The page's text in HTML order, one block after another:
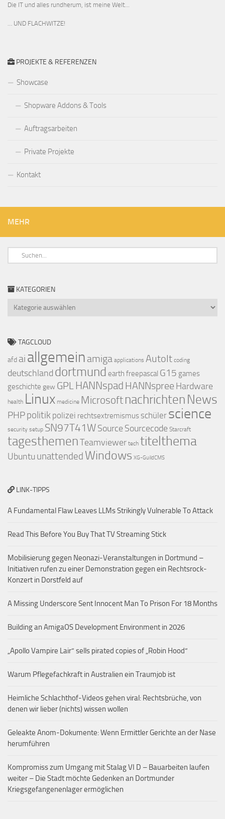
Die IT und alles rundherum, ist meine Welt...
… UND FLACHWITZE!
PROJEKTE & REFERENZEN
Showcase
Shopware Addons & Tools
Auftragsarbeiten
Private Projekte
Kontakt
MEHR
KATEGORIEN
TAGCLOUD
afd ai allgemein amiga applications AutoIt coding
deutschland dortmund earth freepascal G15 games
geschichte gew GPL HANNspad HANNspree Hardware
health Linux medicine Microsoft nachrichten News
PHPpolitik polizei rechtsextremismus schüler science
security setup SN97T41WSource Sourcecode Starcraft
tagesthemenTeamviewer tech titelthema
Ubuntu unattended Windows XG-GuildCMS
LINK-TIPPS
A Fundamental Flaw Leaves LLMs Strikingly Vulnerable To Attack
Read This Before You Buy That TV Streaming Stick
Mobilisierung gegen Neonazi-Veranstaltungen in Dortmund –
Initiativen rufen zu einer Demonstration gegen ein Rechtsrock-
Konzert in Dorstfeld auf
A Missing Underscore Sent Innocent Man To Prison For 18 Months
Building an AmigaOS Development Environment in 2026
„Apollo Vampire Lair“ sells pirated copies of „Robin Hood“
Warum Pflegefachkraft in Australien ein Traumjob ist
Heimliche Schlachthof-Videos gehen viral: Rechtsbrüche, von
denen wir lieber (nichts) wissen wollen
Geleakte Anom-Dokumente: Wenn Ermittler Gerichte an der Nase
herumführen
Kompromiss zum Umgang mit Stalag VI D – Bauarbeiten laufen
weiter – Die Stadt möchte Gedenken an Dortmunder
Kriegsgefangenenlager ermöglichen